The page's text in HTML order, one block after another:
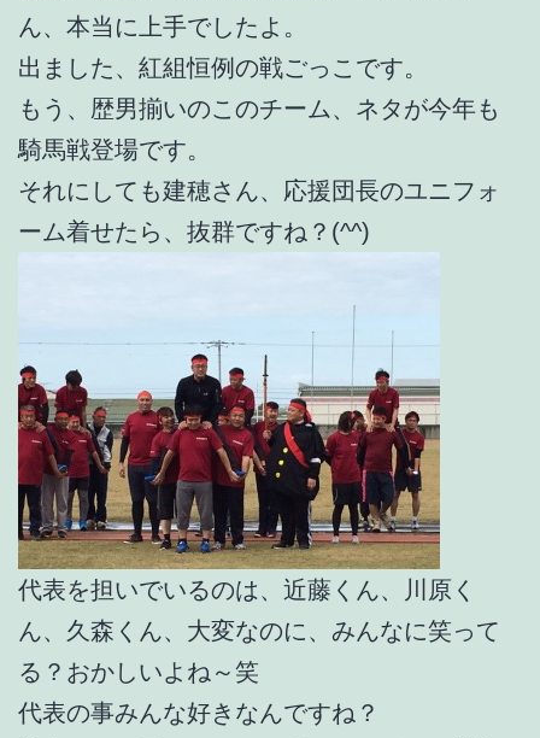
ん、本当に上手でしたよ。
出ました、紅組恒例の戦ごっこです。
もう、歴男揃いのこのチーム、ネタが今年も
騎馬戦登場です。
それにしても建穂さん、応援団長のユニフォ
ーム着せたら、抜群ですね？(^^)
代表を担いでいるのは、近藤くん、川原く
ん、久森くん、大変なのに、みんなに笑って
る？おかしいよね～笑
代表の事みんな好きなんですね？